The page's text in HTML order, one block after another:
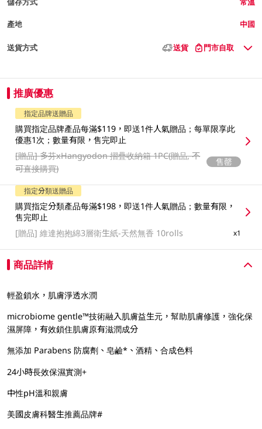
產地 中國
送貨方式 送貨 門市自取
推廣優惠
指定品牌送贈品
購買指定品牌產品每滿$119，即送1件人氣贈品；每單限享此
優惠1次；數量有限，售完即止
[贈品]多芬xHangyodon 摺疊收納箱 1PC(贈品, 不
可直接購買)
售罄
指定分類送贈品
購買指定分類產品每滿$198，即送1件人氣贈品；數量有限，
售完即止
[贈品]維達抱抱綿3層衛生紙-天然無香 10rolls x1
商品詳情
輕盈鎖水，肌膚淨透水潤
microbiome gentle™技術融入肌膚益生元，幫助肌膚修護，強化保
濕屏障，有效鎖住肌膚原有滋潤成分
無添加 Parabens 防腐劑、皂鹼*、酒精、合成色料
24小時長效保濕實測+
中性pH溫和親膚
美國皮膚科醫生推薦品牌#